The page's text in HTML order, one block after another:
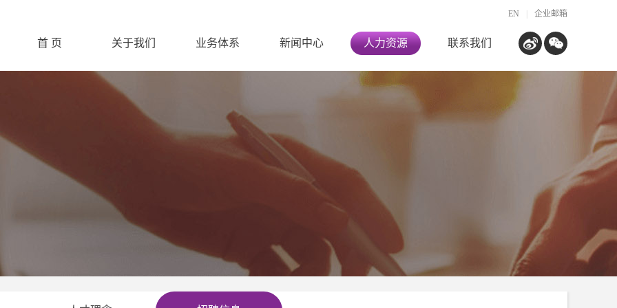
EN 企业邮箱
首 页 关于我们 业务体系 新闻中心 人力资源 联系我们